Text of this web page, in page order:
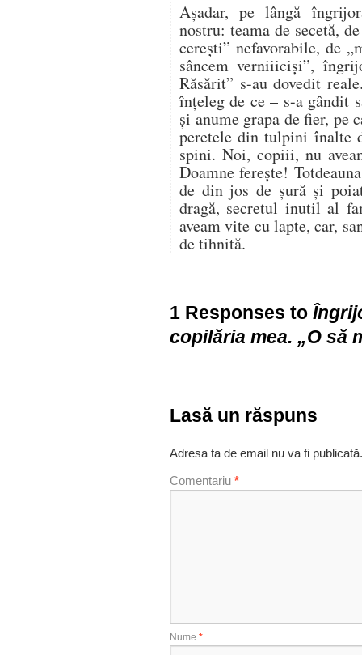
Aşadar, pe lângă
nostru: teama de secetă,
cereşti” nefavorabile, de
sâncem verniiicişi”,
Răsărit” s-au dovedit
înţeleg de ce – s-a gândit
şi anume grapa de fier, pe
peretele din tulpini înalte
spini. Noi, copiii, nu
Doamne fereşte!
de din jos de şură şi
dragă, secretul inutil al
aveam vite cu lapte, car,
de tihnită.
1 Responses to
copilăria mea. „O să
Lasă un răspuns
Adresa ta de email nu va fi publicată.
Comentariu *
Nume *